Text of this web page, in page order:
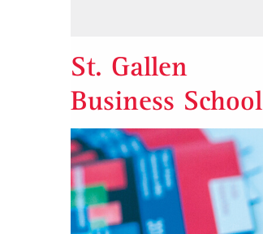
St. Gallen
Business School